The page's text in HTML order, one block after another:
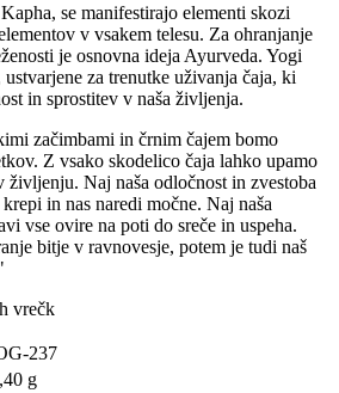
se manifestirajo elementi skozi
v vsakem telesu. Za ohranjanje
je osnovna ideja Ayurveda. Yogi
ustvarjene za trenutke uživanja čaja, ki
in sprostitev v naša življenja.
začimbami in črnim čajem bomo
Z vsako skodelico čaja lahko upamo
življenju. Naj naša odločnost in zvestoba
in nas naredi močne. Naj naša
vse ovire na poti do sreče in uspeha.
bitje v ravnovesje, potem je tudi naš
vrečk
237
g